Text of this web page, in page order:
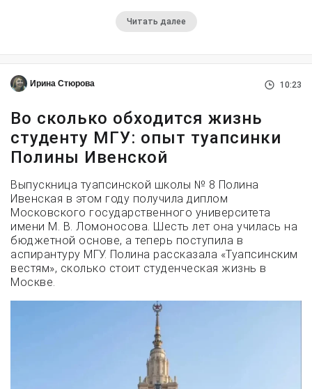
Читать далее
Ирина Стюрова 10:23
Во сколько обходится жизнь
студенту МГУ: опыт туапсинки
Полины Ивенской
Выпускница туапсинской школы № 8 Полина
Ивенская в этом году получила диплом
Московского государственного университета
имени М. В. Ломоносова. Шесть лет она училась на
бюджетной основе, а теперь поступила в
аспирантуру МГУ. Полина рассказала «Туапсинским
вестям», сколько стоит студенческая жизнь в
Москве.